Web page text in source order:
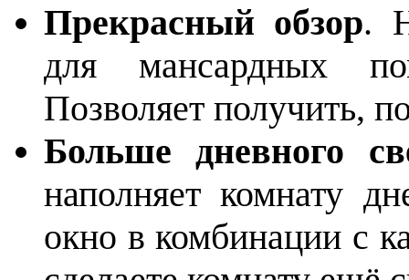
Прекрасный обзор.
для мансардных
Позволяет получить,
Больше дневного
наполняет комнату
окно в комбинации с